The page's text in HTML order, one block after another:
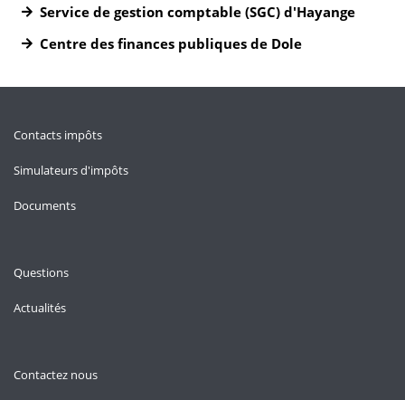
Service de gestion comptable (SGC) d'Hayange
Centre des finances publiques de Dole
Contacts impôts
Simulateurs d'impôts
Documents
Questions
Actualités
Contactez nous